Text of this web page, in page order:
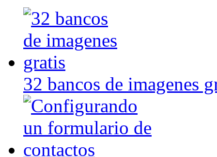
32 bancos de imagenes